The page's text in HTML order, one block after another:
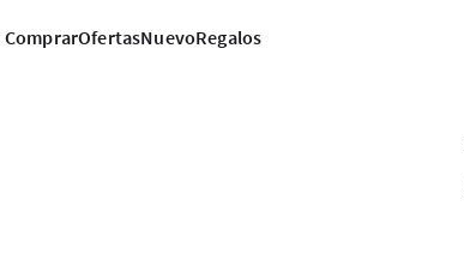
ComprarOfertasNuevoRegalos